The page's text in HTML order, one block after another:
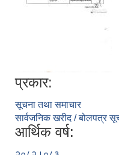
प्रकार:
सूचना तथा समाचार
सार्वजनिक खरीद / बोलपत्र
आर्थिक वर्ष: